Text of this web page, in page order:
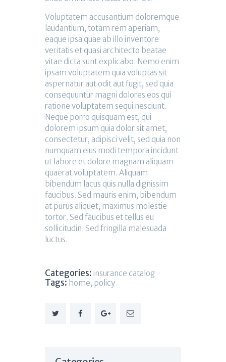
Voluptatem accusantium doloremque
laudantium, totam rem aperiam,
eaque ipsa quae ab illo inventore
veritatis et quasi architecto beatae
vitae dicta sunt explicabo. Nemo enim
ipsam voluptatem quia voluptas sit
aspernatur aut odit aut fugit, sed quia
consequuntur magni dolores eos qui
ratione voluptatem sequi nesciunt.
Neque porro quisquam est, qui
dolorem ipsum quia dolor sit amet,
consectetur, adipisci velit, sed quia non
numquam eius modi tempora incidunt
ut labore et dolore magnam aliquam
quaerat voluptatem. Aliquam
bibendum lacus quis nulla dignissim
faucibus. Sed mauris enim, bibendum
at purus aliquet, maximus molestie
tortor. Sed faucibus et tellus eu
sollicitudin. Sed fringilla malesuada
luctus.
Categories: insurance catalog
Tags: home, policy